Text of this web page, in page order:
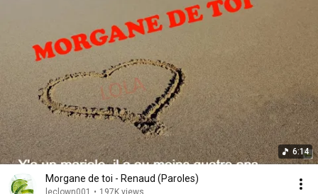
6:14
Morgane de toi - Renaud (Paroles)
leclown001 • 197K views